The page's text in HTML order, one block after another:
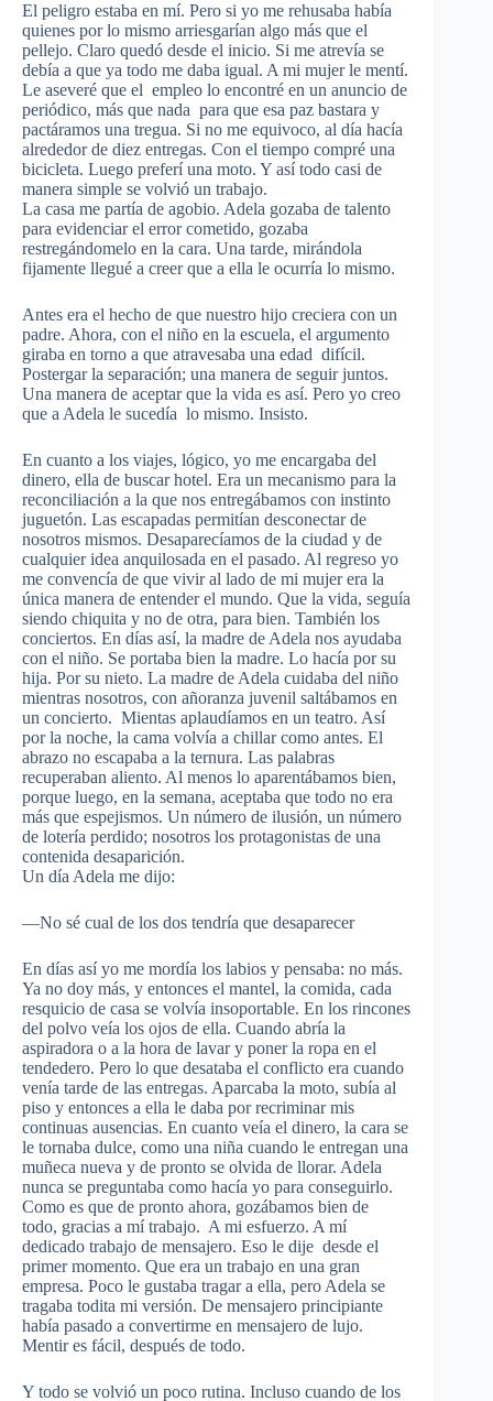
El peligro estaba en mí. Pero si yo me rehusaba había
quienes por lo mismo arriesgarían algo más que el
pellejo. Claro quedó desde el inicio. Si me atrevía se
debía a que ya todo me daba igual. A mi mujer le mentí.
Le aseveré que el empleo lo encontré en un anuncio de
periódico, más que nada para que esa paz bastara y
pactáramos una tregua. Si no me equivoco, al día hacía
alrededor de diez entregas. Con el tiempo compré una
bicicleta. Luego preferí una moto. Y así todo casi de
manera simple se volvió un trabajo.
La casa me partía de agobio. Adela gozaba de talento
para evidenciar el error cometido, gozaba
restregándomelo en la cara. Una tarde, mirándola
fijamente llegué a creer que a ella le ocurría lo mismo.
Antes era el hecho de que nuestro hijo creciera con un
padre. Ahora, con el niño en la escuela, el argumento
giraba en torno a que atravesaba una edad difícil.
Postergar la separación; una manera de seguir juntos.
Una manera de aceptar que la vida es así. Pero yo creo
que a Adela le sucedía lo mismo. Insisto.
En cuanto a los viajes, lógico, yo me encargaba del
dinero, ella de buscar hotel. Era un mecanismo para la
reconciliación a la que nos entregábamos con instinto
juguetón. Las escapadas permitían desconectar de
nosotros mismos. Desaparecíamos de la ciudad y de
cualquier idea anquilosada en el pasado. Al regreso yo
me convencía de que vivir al lado de mi mujer era la
única manera de entender el mundo. Que la vida, seguía
siendo chiquita y no de otra, para bien. También los
conciertos. En días así, la madre de Adela nos ayudaba
con el niño. Se portaba bien la madre. Lo hacía por su
hija. Por su nieto. La madre de Adela cuidaba del niño
mientras nosotros, con añoranza juvenil saltábamos en
un concierto. Mientas aplaudíamos en un teatro. Así
por la noche, la cama volvía a chillar como antes. El
abrazo no escapaba a la ternura. Las palabras
recuperaban aliento. Al menos lo aparentábamos bien,
porque luego, en la semana, aceptaba que todo no era
más que espejismos. Un número de ilusión, un número
de lotería perdido; nosotros los protagonistas de una
contenida desaparición.
Un día Adela me dijo:
—No sé cual de los dos tendría que desaparecer
En días así yo me mordía los labios y pensaba: no más.
Ya no doy más, y entonces el mantel, la comida, cada
resquicio de casa se volvía insoportable. En los rincones
del polvo veía los ojos de ella. Cuando abría la
aspiradora o a la hora de lavar y poner la ropa en el
tendedero. Pero lo que desataba el conflicto era cuando
venía tarde de las entregas. Aparcaba la moto, subía al
piso y entonces a ella le daba por recriminar mis
continuas ausencias. En cuanto veía el dinero, la cara se
le tornaba dulce, como una niña cuando le entregan una
muñeca nueva y de pronto se olvida de llorar. Adela
nunca se preguntaba como hacía yo para conseguirlo.
Como es que de pronto ahora, gozábamos bien de
todo, gracias a mí trabajo. A mi esfuerzo. A mí
dedicado trabajo de mensajero. Eso le dije desde el
primer momento. Que era un trabajo en una gran
empresa. Poco le gustaba tragar a ella, pero Adela se
tragaba todita mi versión. De mensajero principiante
había pasado a convertirme en mensajero de lujo.
Mentir es fácil, después de todo.
Y todo se volvió un poco rutina. Incluso cuando de los